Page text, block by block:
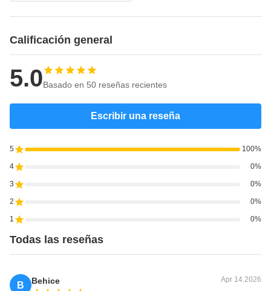
Calificación general
5.0Basado en 50 reseñas recientes
Escribir una reseña
5 100%
4 0%
3 0%
2 0%
1 0%
Todas las reseñas
B Behice Apr 14.2026